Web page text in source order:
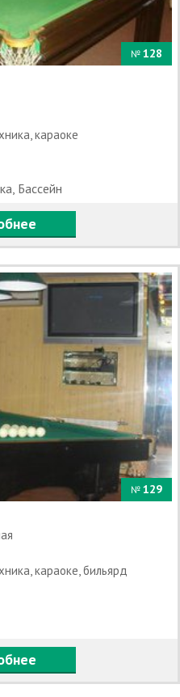
№ 128
караоке
Бассейн
№ 129
караоке, бильярд